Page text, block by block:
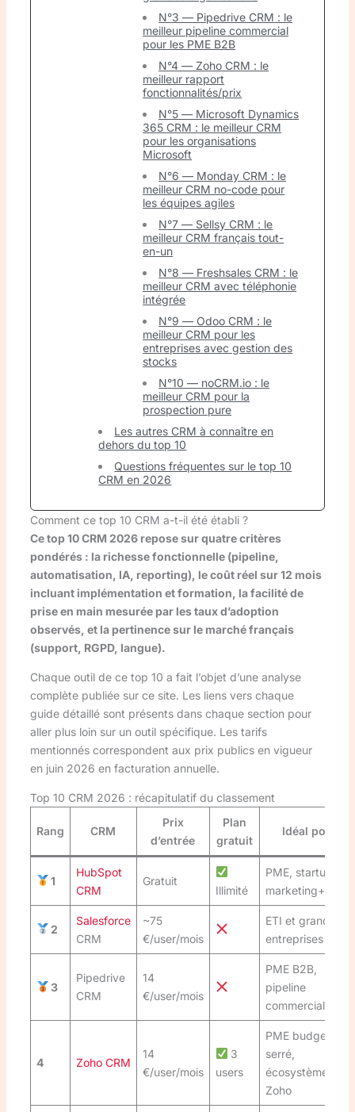
N°3 — Pipedrive CRM : le
meilleur pipeline commercial
pour les PME B2B
N°4 — Zoho CRM : le
meilleur rapport
fonctionnalités/prix
N°5 — Microsoft Dynamics
365 CRM : le meilleur CRM
pour les organisations
Microsoft
N°6 — Monday CRM : le
meilleur CRM no-code pour
les équipes agiles
N°7 — Sellsy CRM : le
meilleur CRM français tout-
en-un
N°8 — Freshsales CRM : le
meilleur CRM avec téléphonie
intégrée
N°9 — Odoo CRM : le
meilleur CRM pour les
entreprises avec gestion des
stocks
N°10 — noCRM.io : le
meilleur CRM pour la
prospection pure
Les autres CRM à connaître en
dehors du top 10
Questions fréquentes sur le top 10
CRM en 2026
Comment ce top 10 CRM a-t-il été établi ?
Ce top 10 CRM 2026 repose sur quatre critères
pondérés : la richesse fonctionnelle (pipeline,
automatisation, IA, reporting), le coût réel sur 12 mois
incluant implémentation et formation, la facilité de
prise en main mesurée par les taux d’adoption
observés, et la pertinence sur le marché français
(support, RGPD, langue).
Chaque outil de ce top 10 a fait l’objet d’une analyse
complète publiée sur ce site. Les liens vers chaque
guide détaillé sont présents dans chaque section pour
aller plus loin sur un outil spécifique. Les tarifs
mentionnés correspondent aux prix publics en vigueur
en juin 2026 en facturation annuelle.
Top 10 CRM 2026 : récapitulatif du classement
Rang CRM
Prix
d’entrée
Plan
gratuit
Idéal pour
1
HubSpot
CRM
Gratuit
Illimité
PME, startups,
marketing+vente
2
Salesforce
CRM
~75
€/user/mois
ETI et grandes
entreprises
3
Pipedrive
CRM
14
€/user/mois
PME B2B,
pipeline
commercial
4 Zoho CRM
14
€/user/mois
3
users
PME budget
serré,
écosystème
Zoho